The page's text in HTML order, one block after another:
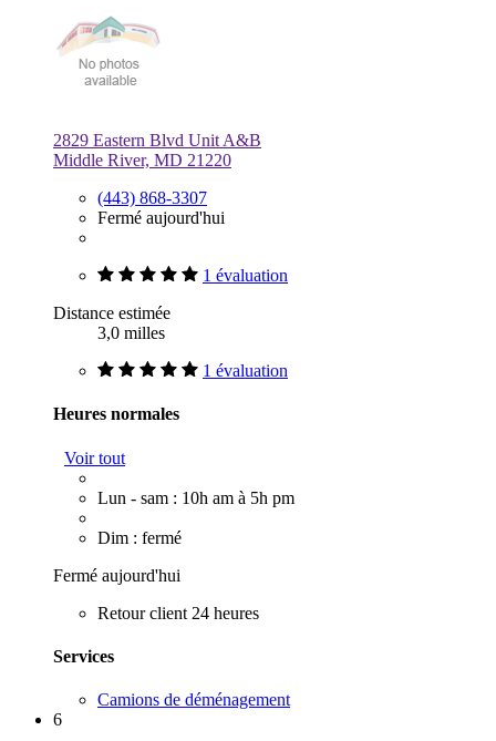
2829 Eastern Blvd Unit A&B
Middle River, MD 21220
(443) 868-3307
Fermé aujourd'hui
1 évaluation
Distance estimée
3,0 milles
1 évaluation
Heures normales
Voir tout
Lun - sam : 10h am à 5h pm
Dim : fermé
Fermé aujourd'hui
Retour client 24 heures
Services
Camions de déménagement
6